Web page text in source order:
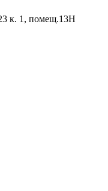
к. 1, помещ.13Н